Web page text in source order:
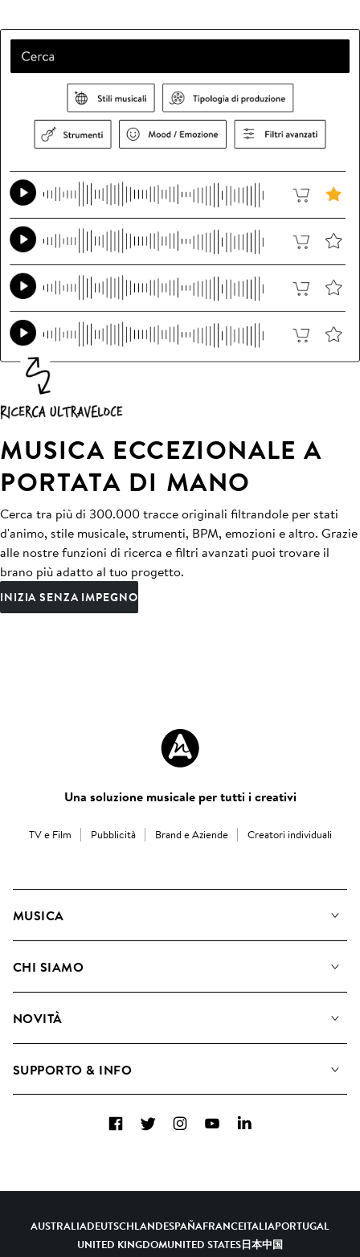
MUSICA ECCEZIONALE A
PORTATA DI MANO
Cerca tra più di 300.000 tracce originali filtrandole per stati
d'animo, stile musicale, strumenti, BPM, emozioni e altro. Grazie
alle nostre funzioni di ricerca e filtri avanzati puoi trovare il
brano più adatto al tuo progetto.
INIZIA SENZA IMPEGNO
Una soluzione musicale per tutti i creativi
TV e Film Pubblicità Brand e Aziende Creatori individuali
MUSICA
Cerca
CHI SIAMO
Come utilizziamo l'intelligenza artificiale
NOVITÀ
SUPPORTO & INFO
FacebookTwitterInstagramYouTubeLinkedIn
AUSTRALIADEUTSCHLANDESPAÑAFRANCEITALIAPORTUGAL
UNITED KINGDOMUNITED STATES日本中国